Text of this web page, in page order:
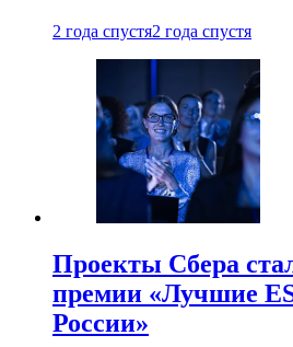
2 года спустя2 года спустя
Проекты Сбера
премии «Лучшие
России»